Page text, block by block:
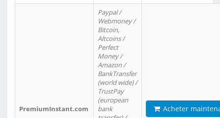
PremiumInstant.com
Paypal /
Webmoney /
Bitcoin,
Altcoins /
Perfect
Money /
Amazon /
BankTransfer
(world wide) /
TrustPay
(european
bank
Acheter